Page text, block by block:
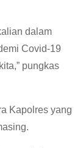
dalam
Covid-19
pungkas
Kapolres yang